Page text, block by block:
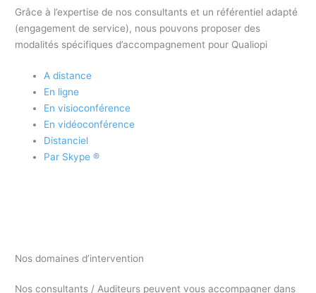
Grâce à l’expertise de nos consultants et un référentiel adapté
(engagement de service), nous pouvons proposer des
modalités spécifiques d’accompagnement pour Qualiopi
A distance
En ligne
En visioconférence
En vidéoconférence
Distanciel
Par Skype ®
Nos domaines d’intervention
Nos consultants / Auditeurs peuvent vous accompagner dans